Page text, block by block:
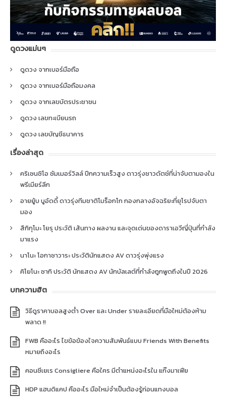
ดูดวงแม่นๆ
ดูดวง จากเบอร์มือถือ
ดูดวง จากเบอร์มือถือมงคล
ดูดวง จากเลขบัตรประชาชน
ดูดวง เลขทะเบียนรถ
ดูดวง เลขบัญชีธนาคาร
เรื่องล่าสุด
คริเซนซิโอ ซัมเมอร์วิลล์ ปีกความเร็วสูง ดาวรุ่งชาวดัตช์ที่น่าจับตามองใน
พรีเมียร์ลีก
อายยู้บ บูอัดดี้ ดาวรุ่งทีมชาติโมร็อกโก กองกลางอัจฉริยะที่ยุโรปจับตา
มอง
สึกิกุโมะ โยรุ ประวัติ เส้นทาง ผลงาน และจุดเด่นของดาราเอวีญี่ปุ่นที่กำลัง
มาแรง
นาโนะ โอกาซาวาระ ประวัตินักแสดง AV ดาวรุ่งพุ่งแรง
คิโยโนะ ซากิ ประวัติ นักแสดง AV นักบัลเลต์ที่กำลังถูกพูดถึงในปี 2026
บทความฮิต
วิธีดูราคาบอลสูงต่ำ Over และ Under รายละเอียดที่มือใหม่ต้องห้าม
พลาด !!
FWB คืออะไร ไขข้อข้องใจความสัมพันธ์แบบ Friends With Benefits
หมายถึงอะไร
คอนซีเยเร Consigliere คือใคร มีตำแหน่งอะไรใน แก๊งมาเฟีย
HDP แฮนดิแคป คืออะไร มือใหม่จำเป็นต้องรู้ก่อนแทงบอล